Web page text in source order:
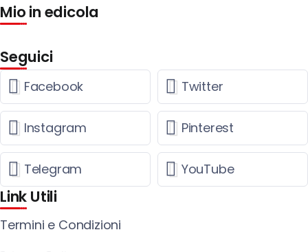
Mio in edicola
Seguici
Facebook Twitter
Instagram Pinterest
Telegram YouTube
Link Utili
Termini e Condizioni